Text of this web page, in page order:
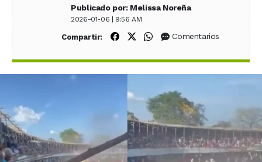
Publicado por: Melissa Noreña
2026-01-06 | 9:56 AM
Compartir: Compartir en Facebook
Compartir en X (Twitter)
Compartir en WhatsApp
Comentarios